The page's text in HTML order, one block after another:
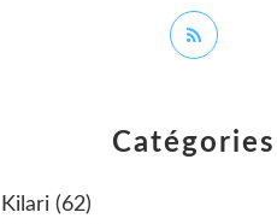
Catégories
Kilari (62)